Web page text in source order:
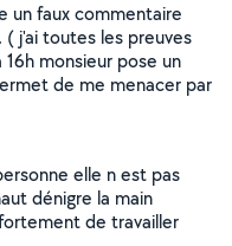
un faux commentaire
( j'ai toutes les preuves
monsieur pose un
de me menacer par
elle n est pas
dénigre la main
de travailler